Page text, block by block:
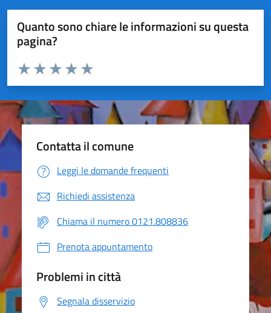
Quanto sono chiare le informazioni su questa
pagina?
Valuta da 1 a 5 stelle la pagina
Valuta 5 stelle su 5
Valuta 4 stelle su 5
Valuta 3 stelle su 5
Valuta 2 stelle su 5
Valuta 1 stelle su 5
Contatta il comune
Leggi le domande frequenti
Richiedi assistenza
Chiama il numero 0121.808836
Prenota appuntamento
Problemi in città
Segnala disservizio